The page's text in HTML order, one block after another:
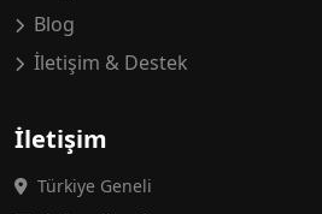
Blog
İletişim & Destek
İletişim
Türkiye Geneli